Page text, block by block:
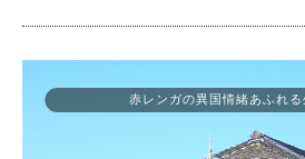
赤レンガの異国情緒あふれる